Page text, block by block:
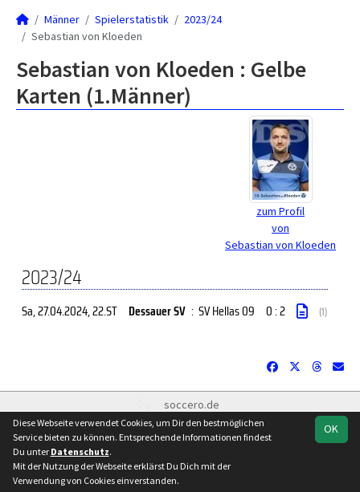
Männer Spielerstatistik
2023/24
Sebastian von Kloeden
Sebastian von Kloeden : Gelbe
Karten (1.Männer)
zum Profil
von
Sebastian von Kloeden
2023/24
Sa, 27.04.2024, 22.ST Dessauer SV : SV Hellas 09 0 : 2 (1)
soccero.de
© 2006 - 2026
Besucherstatistik Kontakt Impressum Datenschutz
OK
Diese Webseite verwendet Cookies, um Dir den bestmöglichen
Service bieten zu können. Entsprechende Informationen findest
Du unter Datenschutz.
Mit der Nutzung der Webseite erklärst Du Dich mit der
Verwendung von Cookies einverstanden.